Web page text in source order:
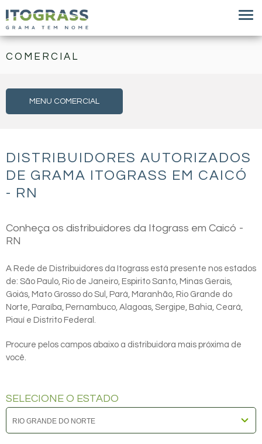
COMERCIAL
MENU COMERCIAL
DISTRIBUIDORES AUTORIZADOS
DE GRAMA ITOGRASS EM CAICÓ
- RN
Conheça os distribuidores da Itograss em Caicó -
RN
A Rede de Distribuidores da Itograss está presente nos estados
de: São Paulo, Rio de Janeiro, Espirito Santo, Minas Gerais,
Goiás, Mato Grosso do Sul, Pará, Maranhão, Rio Grande do
Norte, Paraíba, Pernambuco, Alagoas, Sergipe, Bahia, Ceará,
Piauí e Distrito Federal.
Procure pelos campos abaixo a distribuidora mais próxima de
você.
SELECIONE O ESTADO